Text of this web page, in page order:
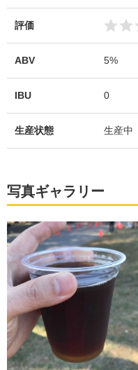
評価
ABV 5%
IBU 0
生産状態 生産中
写真ギャラリー